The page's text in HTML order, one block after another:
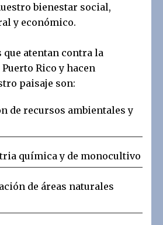
bienestar social,
y económico.
atentan contra la
Rico y hacen
paisaje son:
de recursos ambientales y
química y de monocultivo
de áreas naturales